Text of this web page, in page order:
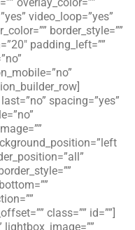
overlay_color=””
video_loop=”yes”
border_style=””
padding_left=””
spacing=”yes”
class=”” id=””]